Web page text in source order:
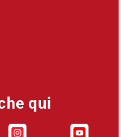
qui
 